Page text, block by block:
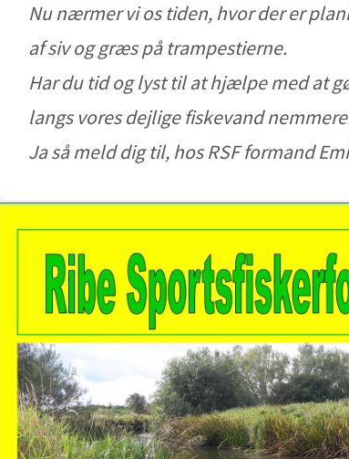
Nu nærmer vi os tiden, hvor der er
af siv og græs på trampestierne.
Har du tid og lyst til at hjælpe med at
langs vores dejlige fiskevand
Ja så meld dig til, hos RSF formand